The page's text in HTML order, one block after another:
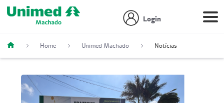
Login
Home Unimed Machado Notícias